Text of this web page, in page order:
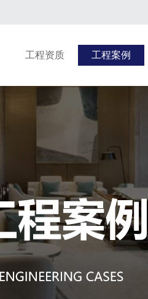
工程资质 工程案例